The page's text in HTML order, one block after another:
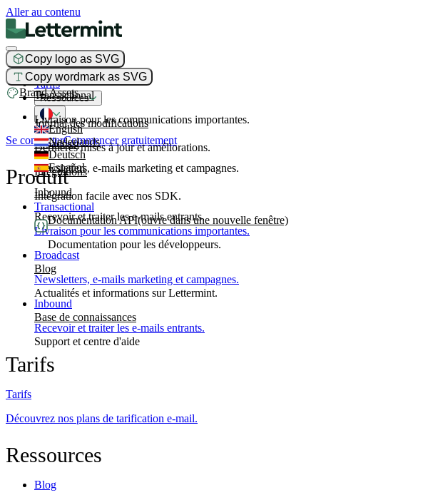
Aller au contenu
Copy logo as SVG
Copy wordmark as SVG
Brand Assets
Produit
Transactional
Livraison pour les communications importantes.
Broadcast
Newsletters, e-mails marketing et campagnes.
Inbound
Recevoir et traiter les e-mails entrants.
Tarifs
Ressources
Journal des modifications
Dernières mises à jour et améliorations.
Intégrations
Intégration facile avec nos SDK.
Documentation API(ouvre dans une nouvelle fenêtre)
Documentation pour les développeurs.
Blog
Actualités et informations sur Lettermint.
Base de connaissances
Support et centre d'aide
English
Nederlands
Deutsch
Español
Se connecterCommencer gratuitement
Produit
Transactional
Livraison pour les communications importantes.
Broadcast
Newsletters, e-mails marketing et campagnes.
Inbound
Recevoir et traiter les e-mails entrants.
Tarifs
Tarifs
Découvrez nos plans de tarification e-mail.
Ressources
Blog